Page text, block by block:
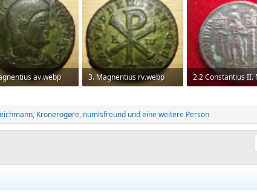
av.webp
3. Magnentius rv.webp
, Kronerogøre, numisfreund und eine weitere Person